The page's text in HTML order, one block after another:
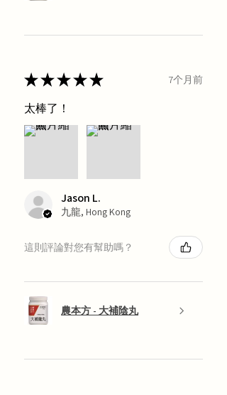
★★★★★ 7个月前
太棒了！
Jason L.
九龍, Hong Kong
這則評論對您有幫助嗎？
農本方 - 大補陰丸